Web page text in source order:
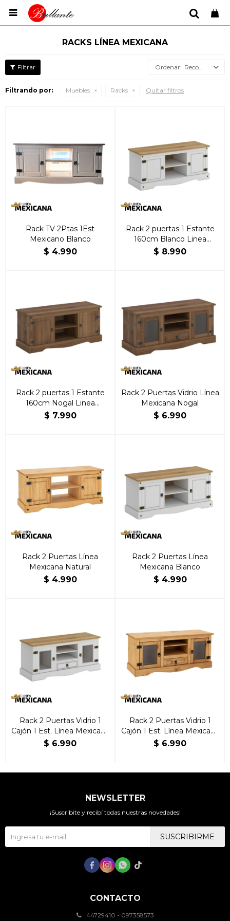

RACKS LÍNEA MEXICANA
Recomendados
Filtrando por: Muebles Racks Quitar filtros
Rack TV 2Ptas 1Est
Mexicano Blanco
$ 4.990
Rack 2 puertas 1 Estante
160cm Blanco Linea
Mexicana
$ 8.990
Rack 2 puertas 1 Estante
160cm Nogal Linea
Mexicana
$ 7.990
Rack 2 Puertas Vidrio Línea
Mexicana Nogal
$ 6.990
Rack 2 Puertas Línea
Mexicana Natural
$ 4.990
Rack 2 Puertas Línea
Mexicana Blanco
$ 4.990
Rack 2 Puertas Vidrio 1
Cajón 1 Est. Línea Mexicana
Blanco
$ 6.990
Rack 2 Puertas Vidrio 1
Cajón 1 Est. Línea Mexicana
Natural
$ 6.990
CONTACTO
44729410 - 097358573
NEWSLETTER
¡Suscribite y recibí todas nuestras novedades!
SUSCRIBIRME
   